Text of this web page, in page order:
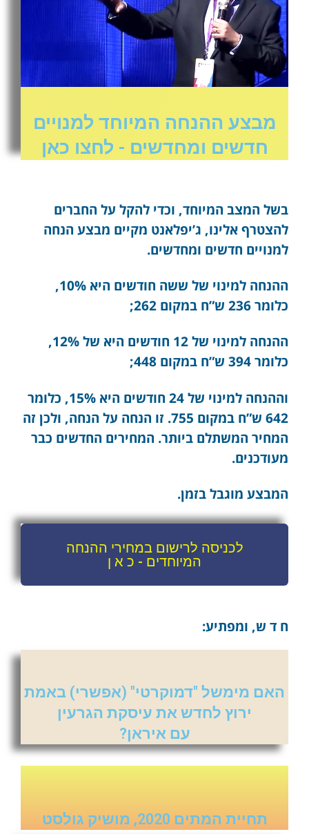
מבצע ההנחה המיוחד למנויים
חדשים ומחדשים - לחצו כאן
בשל המצב המיוחד, וכדי להקל על החברים
להצטרף אלינו, ג’יפלאנט מקיים מבצע הנחה
למנויים חדשים ומחדשים.
ההנחה למינוי של ששה חודשים היא 10%,
כלומר 236 ש”ח במקום 262;
ההנחה למינוי של 12 חודשים היא של 12%,
כלומר 394 ש”ח במקום 448;
וההנחה למינוי של 24 חודשים היא 15%, כלומר
642 ש”ח במקום 755. זו הנחה על הנחה, ולכן זה
המחיר המשתלם ביותר. המחירים החדשים כבר
מעודכנים.
המבצע מוגבל בזמן.
לכניסה לרישום במחירי ההנחה
המיוחדים - כ א ן
ח ד ש, ומפתיע:
האם מימשל "דמוקרטי" (אפשרי) באמת
ירוץ לחדש את עיסקת הגרעין
עם איראן?
תחיית המתים 2020, מושיק גולסט